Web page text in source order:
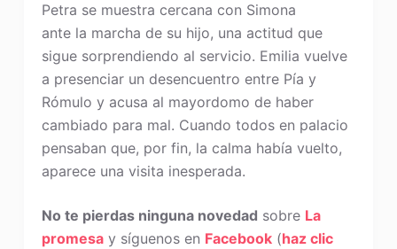
Petra se muestra cercana con Simona
ante la marcha de su hijo, una actitud que
sigue sorprendiendo al servicio. Emilia vuelve
a presenciar un desencuentro entre Pía y
Rómulo y acusa al mayordomo de haber
cambiado para mal. Cuando todos en palacio
pensaban que, por fin, la calma había vuelto,
aparece una visita inesperada.
No te pierdas ninguna novedad sobre La
promesay síguenos en Facebook(haz clic